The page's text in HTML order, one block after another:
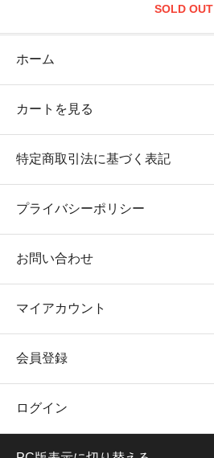
SOLD OUT
ホーム
カートを見る
特定商取引法に基づく表記
プライバシーポリシー
お問い合わせ
マイアカウント
会員登録
ログイン